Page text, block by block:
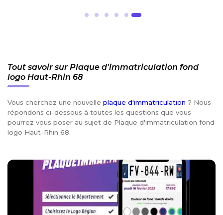
Tout savoir sur Plaque d'immatriculation fond
logo Haut-Rhin 68
Vous cherchez une nouvelle plaque d'immatriculation ? Nous
répondons ci-dessous à toutes les questions que vous
pourrez vous poser au sujet de Plaque d'immatriculation fond
logo Haut-Rhin 68.